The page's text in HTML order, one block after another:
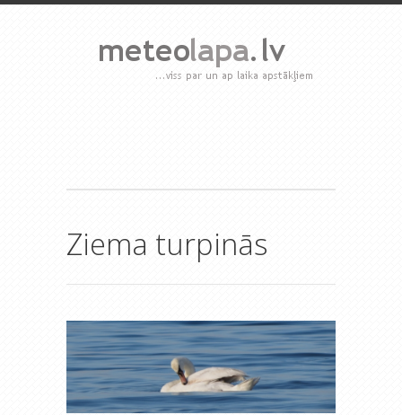
Ziema turpinās